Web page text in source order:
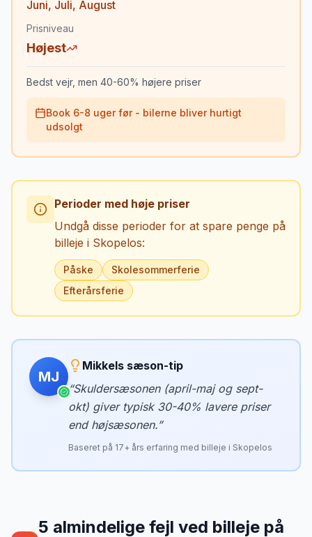
Juni, Juli, August
Prisniveau
Højest
Bedst vejr, men 40-60% højere priser
Book 6-8 uger før - bilerne bliver hurtigt
udsolgt
Perioder med høje priser
Undgå disse perioder for at spare penge på
billeje i Skopelos:
Påske
Skolesommerferie
Efterårsferie
MJ
Mikkels sæson-tip
“Skuldersæsonen (april-maj og sept-
okt) giver typisk 30-40% lavere priser
end højsæsonen.”
Baseret på 17+ års erfaring med billeje i Skopelos
5 almindelige fejl ved billeje på